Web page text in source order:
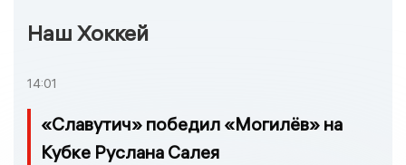
Наш Хоккей
14:01
«Славутич» победил «Могилёв» на
Кубке Руслана Салея